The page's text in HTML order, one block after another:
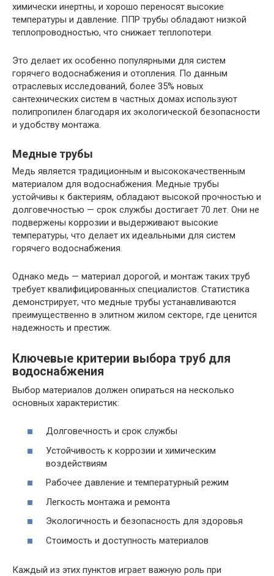
химически инертны, и хорошо переносят высокие
температуры и давление. ППР трубы обладают низкой
теплопроводностью, что снижает теплопотери.
Это делает их особенно популярными для систем
горячего водоснабжения и отопления. По данным
отраслевых исследований, более 35% новых
сантехнических систем в частных домах используют
полипропилен благодаря их экологической безопасности
и удобству монтажа.
Медные трубы
Медь является традиционным и высококачественным
материалом для водоснабжения. Медные трубы
устойчивы к бактериям, обладают высокой прочностью и
долговечностью — срок службы достигает 70 лет. Они не
подвержены коррозии и выдерживают высокие
температуры, что делает их идеальными для систем
горячего водоснабжения.
Однако медь — материал дорогой, и монтаж таких труб
требует квалифицированных специалистов. Статистика
демонстрирует, что медные трубы устанавливаются
преимущественно в элитном жилом секторе, где ценится
надежность и престиж.
Ключевые критерии выбора труб для
водоснабжения
Выбор материалов должен опираться на несколько
основных характеристик:
Долговечность и срок службы
Устойчивость к коррозии и химическим
воздействиям
Рабочее давление и температурный режим
Легкость монтажа и ремонта
Экологичность и безопасность для здоровья
Стоимость и доступность материалов
Каждый из этих пунктов играет важную роль при